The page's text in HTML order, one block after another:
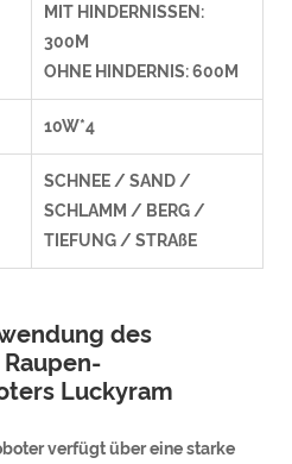
MIT HINDERNISSEN:
300M
OHNE HINDERNIS: 600M
10W*4
SCHNEE / SAND /
SCHLAMM / BERG /
TIEFUNG / STRAßE
des
Luckyram
verfügt über eine starke